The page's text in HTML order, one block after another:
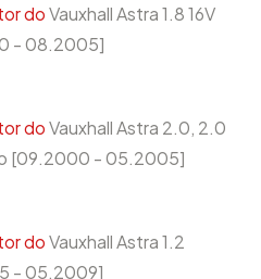
doVauxhall Astra 1.8 16V
- 08.2005]
doVauxhall Astra 2.0, 2.0
[09.2000 - 05.2005]
doVauxhall Astra 1.2
- 05.2009]